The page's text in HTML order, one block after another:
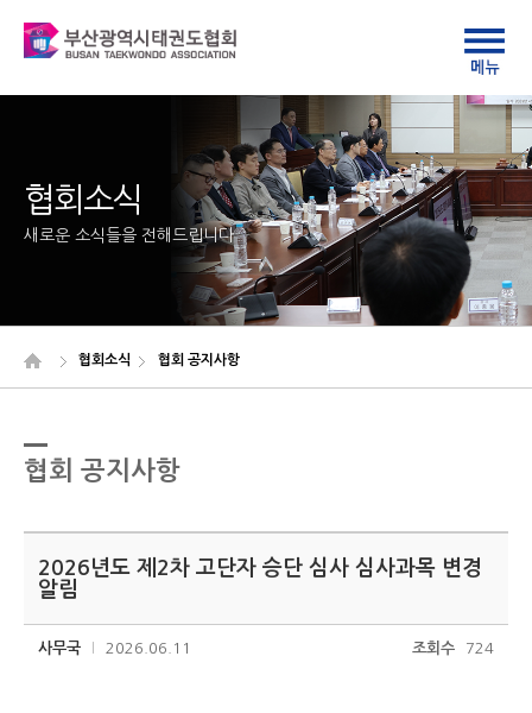
협회소식
새로운 소식들을 전해드립니다
협회소식 협회 공지사항
협회 공지사항
2026년도 제2차 고단자 승단 심사 심사과목 변경
알림
사무국 2026.06.11 조회수 724